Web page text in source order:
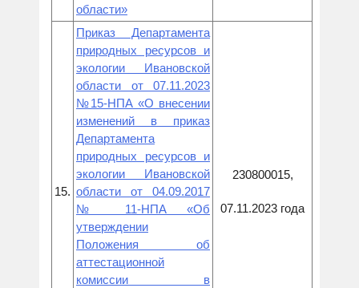
области»
15.
Приказ Департамента
природных ресурсов и
экологии Ивановской
области от 07.11.2023
№15-НПА «О внесении
изменений в приказ
Департамента
природных ресурсов и
экологии Ивановской
области от 04.09.2017
№ 11-НПА «Об
утверждении
Положения об
аттестационной
комиссии в
230800015,
07.11.2023 года